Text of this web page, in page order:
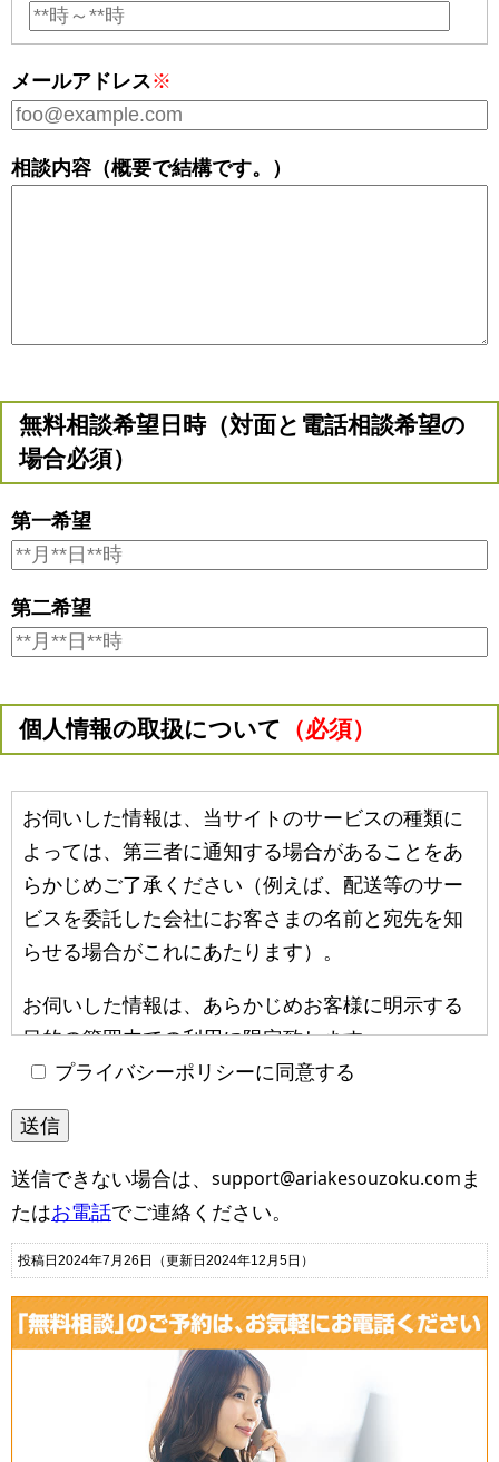
メールアドレス※
相談内容（概要で結構です。）
無料相談希望日時（対面と電話相談希望の
場合必須）
第一希望
第二希望
個人情報の取扱について （必須）
お伺いした情報は、当サイトのサービスの種類に
よっては、第三者に通知する場合があることをあ
らかじめご了承ください（例えば、配送等のサー
ビスを委託した会社にお客さまの名前と宛先を知
らせる場合がこれにあたります）。
お伺いした情報は、あらかじめお客様に明示する
目的の範囲内での利用に限定致します。
を越えてお客様の個人情報を利用する必要が生じ
承諾を得た上でのみ利用します。
新たな目的に同意して頂けない場合は、お客様ご
自身の判断により、それを拒否していただくこと
ができます。
また、お客様プロファイルを高めるために、オフ
ラインからあるいは第三者から得た情報を補足し
たりすることもありませんのでご安心ください。
プライバシーポリシーに同意する
送信できない場合は、
ま
たはお電話でご連絡ください。
投稿日2024年7月26日 （更新日2024年12月5日）